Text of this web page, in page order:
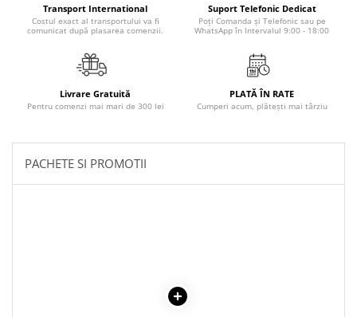
Senzatii/Dragoste
Senzatii/Erotic
Senzatii/Suspans
SF & Fantasy
Teens Book Club
Umor
Transport International
Costul exact al transportului va fi
comunicat după plasarea comenzii.
Suport Telefonic Dedicat
Poți Comanda și Telefonic sau pe
WhatsApp în Intervalul 9:00 - 18:00
Livrare Gratuită
Pentru comenzi mai mari de 300 lei
PLATĂ ÎN RATE
Cumperi acum, plătești mai târziu
PACHETE SI PROMOTII